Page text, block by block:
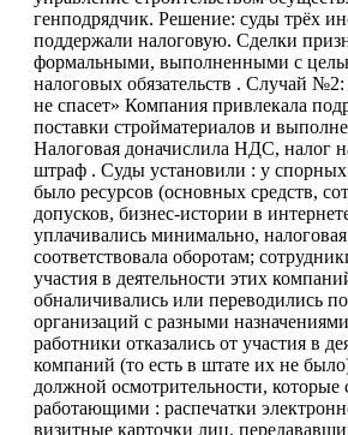
генподрядчик. Решение: суды трёх
поддержали налоговую. Сделки
формальными, выполненными с
налоговых обязательств . Случай
не спасет» Компания привлекала
поставки стройматериалов и
Налоговая доначислила НДС, налог
штраф . Суды установили : у
было ресурсов (основных средств,
допусков, бизнес-истории в
уплачивались минимально,
соответствовала оборотам;
участия в деятельности этих
обналичивались или переводились
организаций с разными
работники отказались от участия в
компаний (то есть в штате их не
должной осмотрительности, которые
работающими : распечатки
визитные карточки лиц,